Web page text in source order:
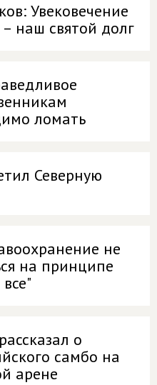
Увековечение
наш святой долг
ломать
Северную
не
на принципе
о
самбо на
арене